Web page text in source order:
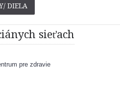
DIELA
sieťach
pre zdravie